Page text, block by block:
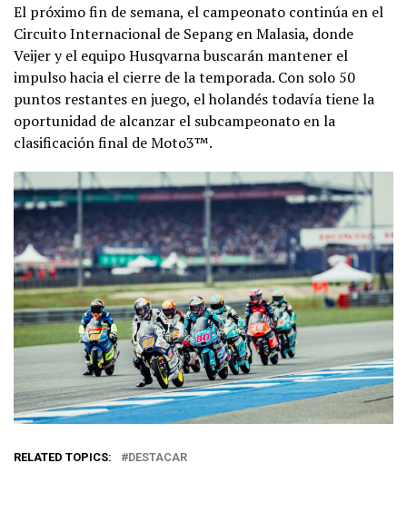
El próximo fin de semana, el campeonato continúa en el
Circuito Internacional de Sepang en Malasia, donde
Veijer y el equipo Husqvarna buscarán mantener el
impulso hacia el cierre de la temporada. Con solo 50
puntos restantes en juego, el holandés todavía tiene la
oportunidad de alcanzar el subcampeonato en la
clasificación final de Moto3™.
RELATED TOPICS: DESTACAR